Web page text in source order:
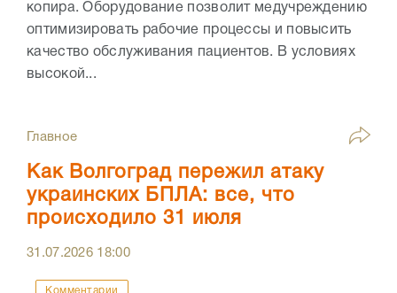
копира. Оборудование позволит медучреждению
оптимизировать рабочие процессы и повысить
качество обслуживания пациентов. В условиях
высокой...
Главное
Как Волгоград пережил атаку
украинских БПЛА: все, что
происходило 31 июля
31.07.2026 18:00
Комментарии